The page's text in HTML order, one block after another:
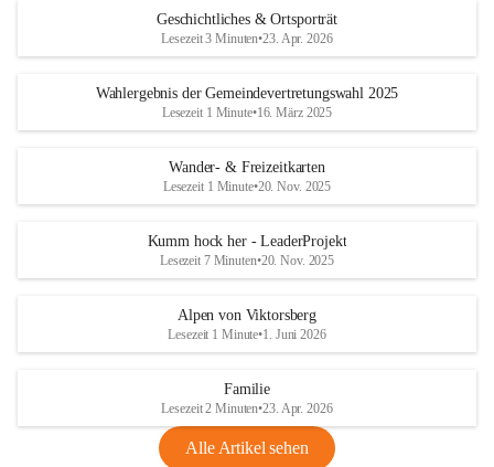
Geschichtliches & Ortsporträt
Lesezeit 3 Minuten•23. Apr. 2026
Wahlergebnis der Gemeindevertretungswahl 2025
Lesezeit 1 Minute•16. März 2025
Wander- & Freizeitkarten
Lesezeit 1 Minute•20. Nov. 2025
Kumm hock her - LeaderProjekt
Lesezeit 7 Minuten•20. Nov. 2025
Alpen von Viktorsberg
Lesezeit 1 Minute•1. Juni 2026
Familie
Lesezeit 2 Minuten•23. Apr. 2026
Alle Artikel sehen